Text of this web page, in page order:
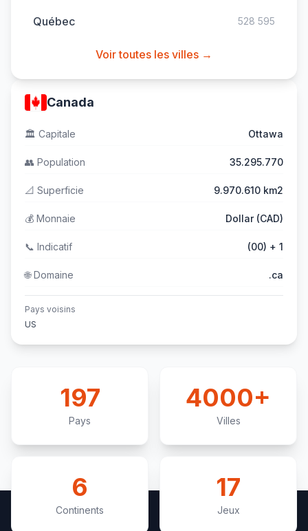
Québec 528 595
Voir toutes les villes →
Canada
🏛️ Capitale Ottawa
👥 Population 35.295.770
📐 Superficie 9.970.610 km2
💰 Monnaie Dollar (CAD)
📞 Indicatif (00) + 1
🌐Domaine .ca
Pays voisins
US
197
Pays
4000+
Villes
6
Continents
17
Jeux